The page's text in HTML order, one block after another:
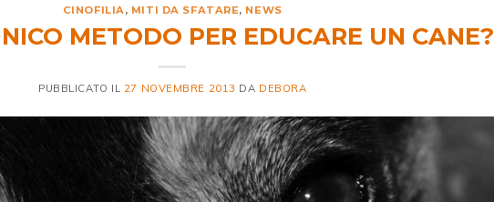
CINOFILIA, MITI DA SFATARE, NEWS
METODO PER EDUCARE UN CANE?
PUBBLICATO IL 27 NOVEMBRE 2013 DA DEBORA